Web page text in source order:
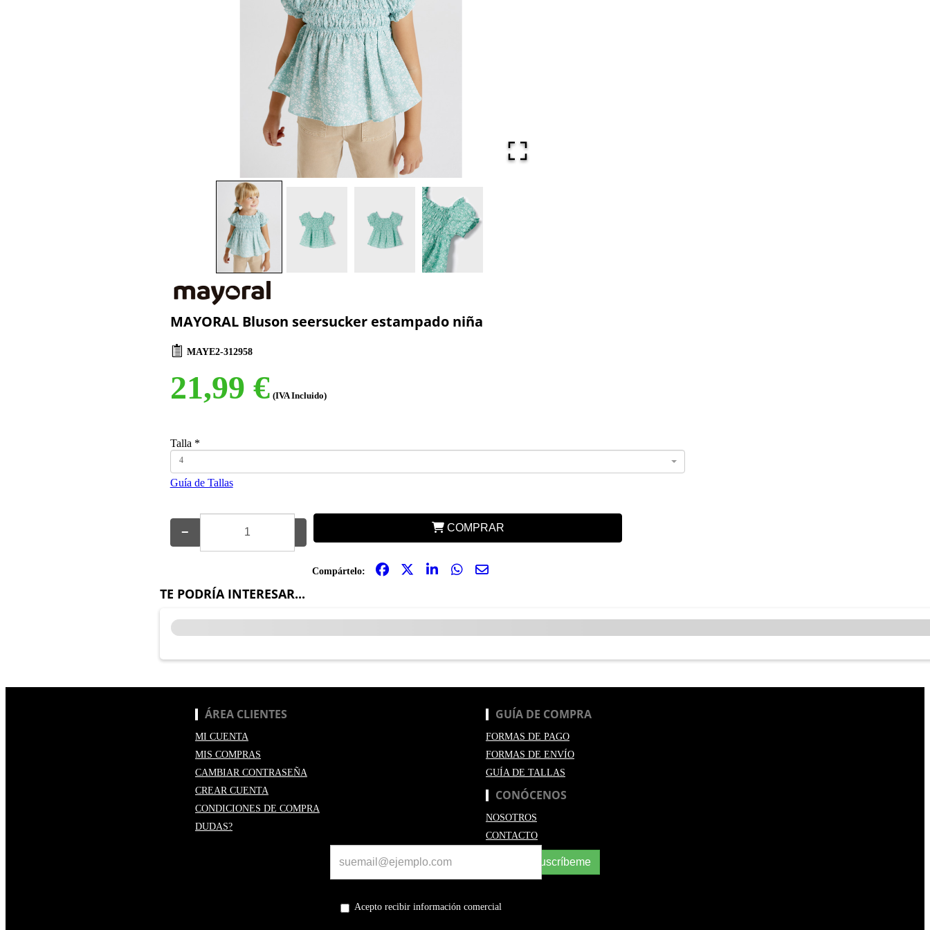
MAYORAL Bluson seersucker estampado niña
MAYE2-312958
21,99 € (IVA Incluido)
Talla *
4
Guía de Tallas
− COMPRAR
Compártelo:
TE PODRÍA INTERESAR...
ÁREA CLIENTES
MI CUENTA
MIS COMPRAS
CAMBIAR CONTRASEÑA
CREAR CUENTA
CONDICIONES DE COMPRA
DUDAS?
GUÍA DE COMPRA
FORMAS DE PAGO
FORMAS DE ENVÍO
GUÍA DE TALLAS
CONÓCENOS
NOSOTROS
CONTACTO
Suscríbeme
Acepto recibir información comercial